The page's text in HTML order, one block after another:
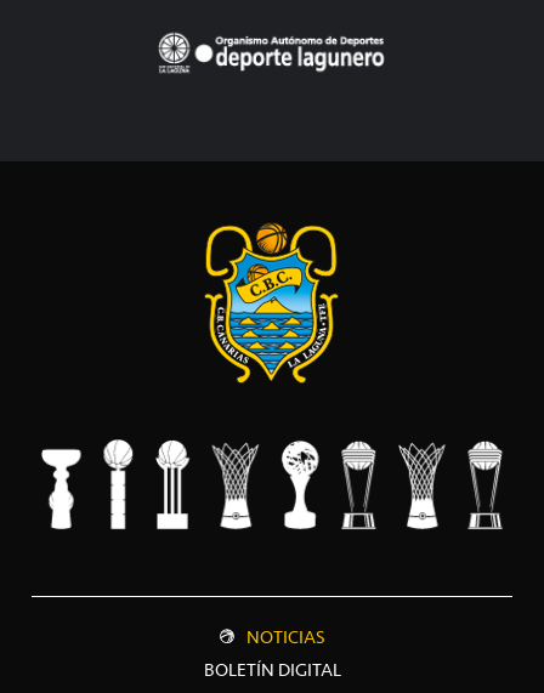
NOTICIAS
BOLETÍN DIGITAL